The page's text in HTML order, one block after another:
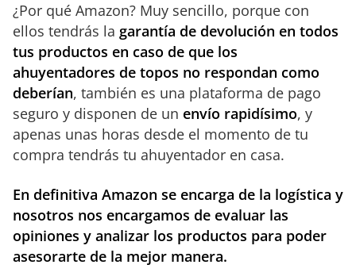
¿Por qué Amazon? Muy sencillo, porque con
ellos tendrás la garantía de devolución en todos
tus productos en caso de que los
ahuyentadores de topos no respondan como
deberían, también es una plataforma de pago
seguro y disponen de un envío rapidísimo, y
apenas unas horas desde el momento de tu
compra tendrás tu ahuyentador en casa.
En definitiva Amazon se encarga de la logística y
nosotros nos encargamos de evaluar las
opiniones y analizar los productos para poder
asesorarte de la mejor manera.